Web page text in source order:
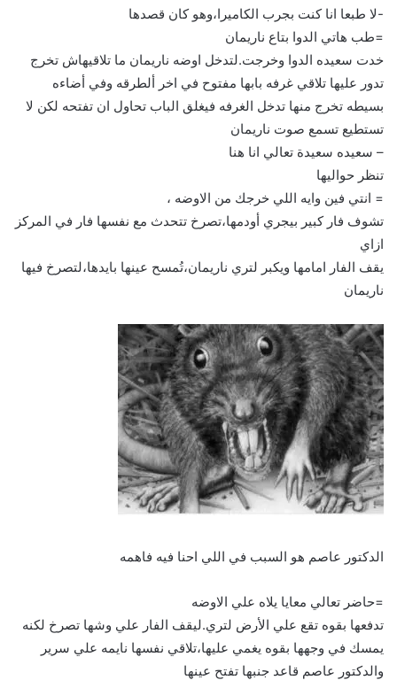
-لا طبعا انا كنت بجرب الكاميرا،وهو كان قصدها
=طب هاتي الدوا بتاع ناريمان
خدت سعيده الدوا وخرجت.لتدخل اوضه ناريمان ما تلاقيهاش تخرج
تدور عليها تلاقي غرفه بابها مفتوح في اخر ألطرقه وفي أضاءه
بسيطه تخرج منها تدخل الغرفه فيغلق الباب تحاول ان تفتحه لكن لا
تستطيع تسمع صوت ناريمان
– سعيده سعيدة تعالي انا هنا
تنظر حواليها
= انتي فين وايه اللي خرجك من الاوضه ،
تشوف فار كبير بيجري أودمها،تصرخ تتحدث مع نفسها فار في المركز
ازاي
يقف الفار امامها ويكبر لتري ناريمان،تُمسح عينها بايدها،لتصرخ فيها
ناريمان
الدكتور عاصم هو السبب في اللي احنا فيه فاهمه
=حاضر تعالي معايا يلاه علي الاوضه
تدفعها بقوه تقع علي الأرض لتري.ليقف الفار علي وشها تصرخ لكنه
يمسك في وجهها بقوه يغمي عليها،تلاقي نفسها نايمه علي سرير
والدكتور عاصم قاعد جنبها تفتح عينها